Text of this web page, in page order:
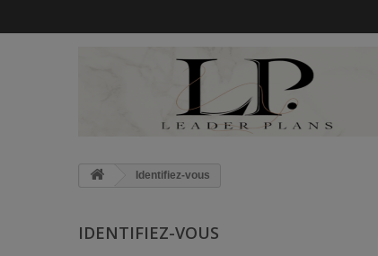
Identifiez-vous
IDENTIFIEZ-VOUS